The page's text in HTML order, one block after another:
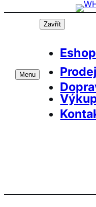
Přeskočit
Menu
Zavřít
Eshop